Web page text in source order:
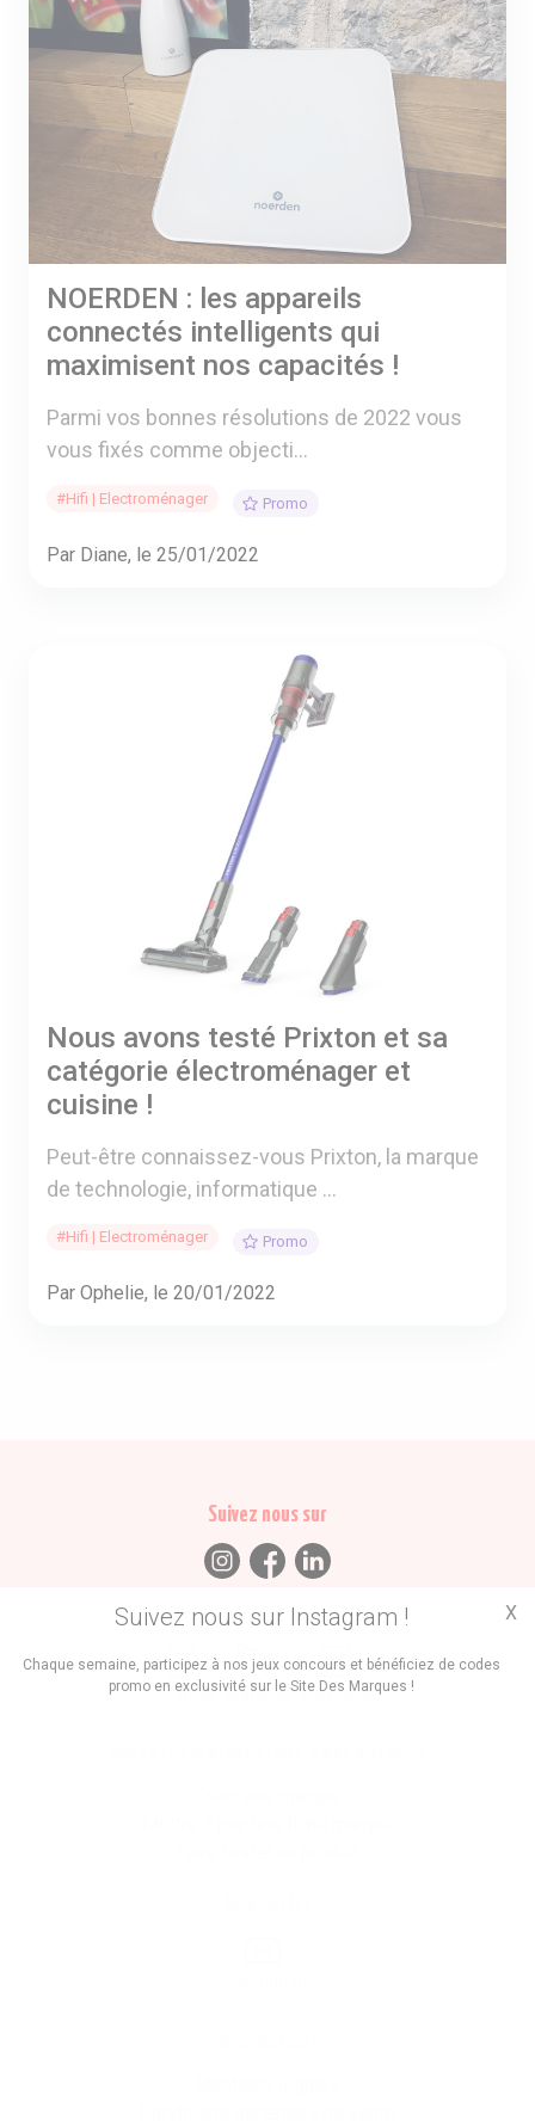
NOERDEN : les appareils
connectés intelligents qui
maximisent nos capacités !
Parmi vos bonnes résolutions de 2022 vous
vous fixés comme objecti...
#Hifi | Electroménager Promo
Par Diane, le 25/01/2022
Nous avons testé Prixton et sa
catégorie électroménager et
cuisine !
Peut-être connaissez-vous Prixton, la marque
de technologie, informatique ...
#Hifi | Electroménager Promo
Par Ophelie, le 20/01/2022
Suivez nous sur Instagram !
Chaque semaine, participez à nos jeux concours et bénéficiez de codes
promo en exclusivité sur le Site Des Marques !
X
Suivez nous sur
Trouvez des
Promos Marques Boutiques